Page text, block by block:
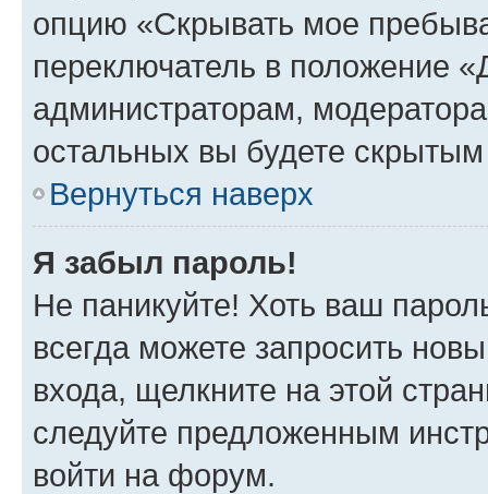
опцию «Скрывать мое
переключатель в положение
администраторам,
остальных вы будете
Вернуться наверх
Я забыл пароль!
Не паникуйте! Хоть ваш
всегда можете запросить
входа, щелкните на этой
следуйте предложенным
войти на форум.